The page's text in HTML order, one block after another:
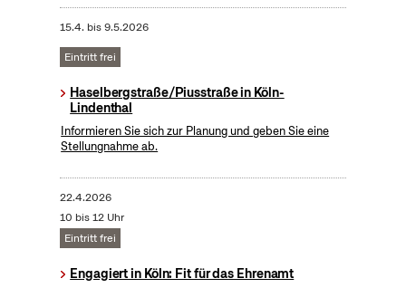
15.4. bis9.5.2026
Eintritt frei
Haselbergstraße/Piusstraße in Köln-
Lindenthal
Informieren Sie sich zur Planung und geben Sie eine
Stellungnahme ab.
22.4.2026
10 bis 12 Uhr
Eintritt frei
Engagiert in Köln: Fit für das Ehrenamt